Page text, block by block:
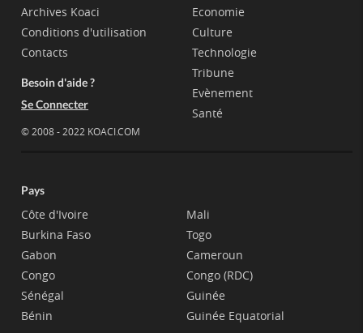
Archives Koaci
Conditions d'utilisation
Contacts
Besoin d'aide ?
Se Connecter
© 2008 - 2022 KOACI.COM
Economie
Culture
Technologie
Tribune
Evènement
Santé
Pays
Côte d'Ivoire
Burkina Faso
Gabon
Congo
Sénégal
Bénin
Mali
Togo
Cameroun
Congo (RDC)
Guinée
Guinée Equatorial